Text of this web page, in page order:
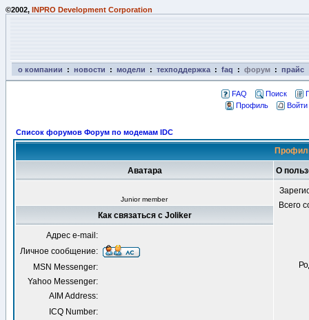
©2002, INPRO Development Corporation
о компании : новости : модели : техподдержка : faq : форум : прайс
FAQ Поиск
Профиль
Список форумов Форум по модемам IDC
Аватара О
Junior member
Всего
Как связаться с Joliker
Адрес e-mail:
Личное сообщение:
MSN Messenger:
Yahoo Messenger:
AIM Address:
ICQ Number: